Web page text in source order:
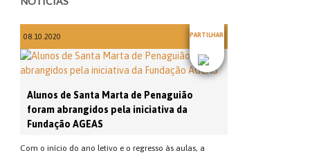
08.10.2020 PARTILHAR
Alunos de Santa Marta de Penaguião
foram abrangidos pela iniciativa da
Fundação AGEAS
Com o início do ano letivo e o regresso às aulas, a